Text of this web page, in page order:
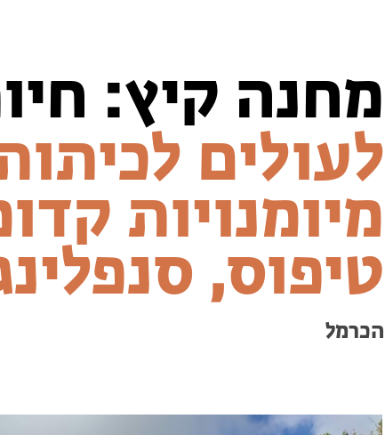
מחנה קיץ:
לעולים
מיומנויות
טיפוס,
הכרמל